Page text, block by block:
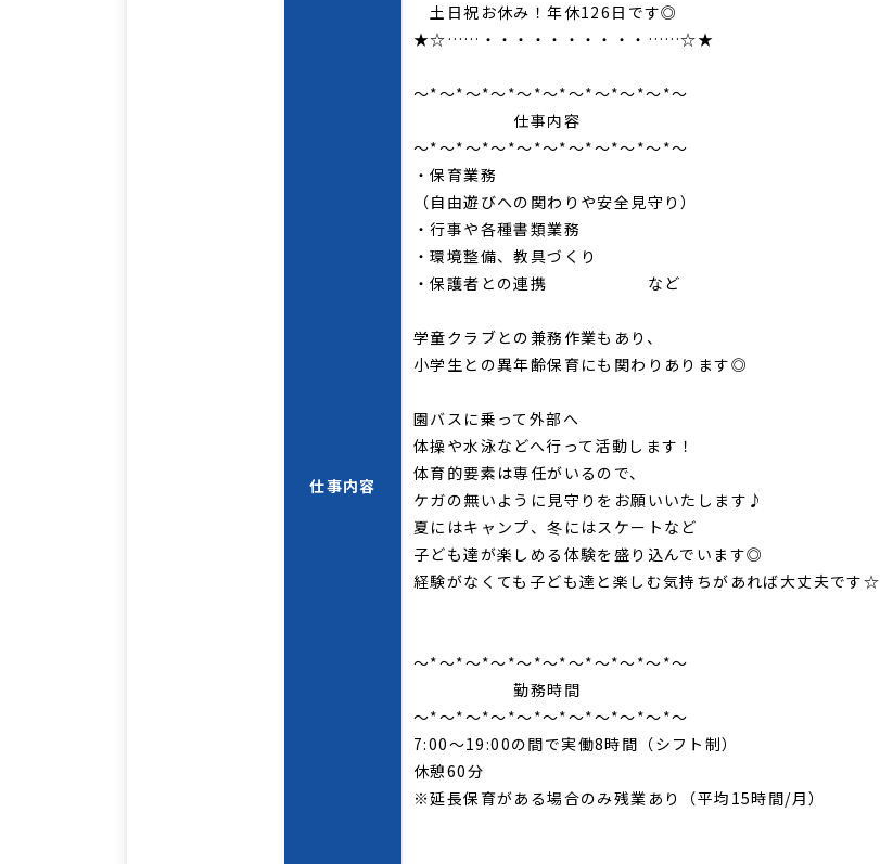
仕事内容
土日祝お休み！年休126日です◎
★☆……・・・・・・・・・・……☆★
～*～*～*～*～*～*～*～*～*～*～
仕事内容
～*～*～*～*～*～*～*～*～*～*～
・保育業務
（自由遊びへの関わりや安全見守り）
・行事や各種書類業務
・環境整備、教具づくり
・保護者との連携 など
学童クラブとの兼務作業もあり、
小学生との異年齢保育にも関わりあります◎
園バスに乗って外部へ
体操や水泳などへ行って活動します！
体育的要素は専任がいるので、
ケガの無いように見守りをお願いいたします♪
夏にはキャンプ、冬にはスケートなど
子ども達が楽しめる体験を盛り込んでいます◎
経験がなくても子ども達と楽しむ気持ちがあれば大丈夫です☆
～*～*～*～*～*～*～*～*～*～*～
勤務時間
～*～*～*～*～*～*～*～*～*～*～
7:00～19:00の間で実働8時間（シフト制）
休憩60分
※延長保育がある場合のみ残業あり（平均15時間/月）